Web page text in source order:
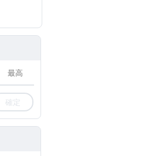
確定